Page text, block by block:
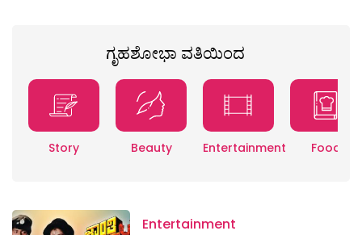
ಗೃಹಶೋಭಾ ವತಿಯಿಂದ
Story Beauty Entertainment Food
Entertainment